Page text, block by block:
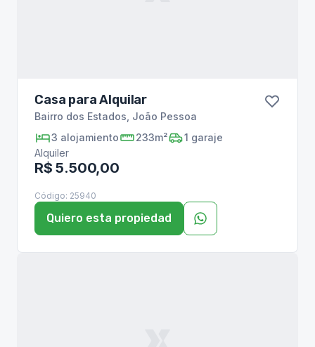
Casa para Alquilar
Bairro dos Estados João Pessoa
3 alojamiento 233m² 1 garaje
Alquiler
R$ 5.500,00
Código: 25940
Quiero esta propiedad